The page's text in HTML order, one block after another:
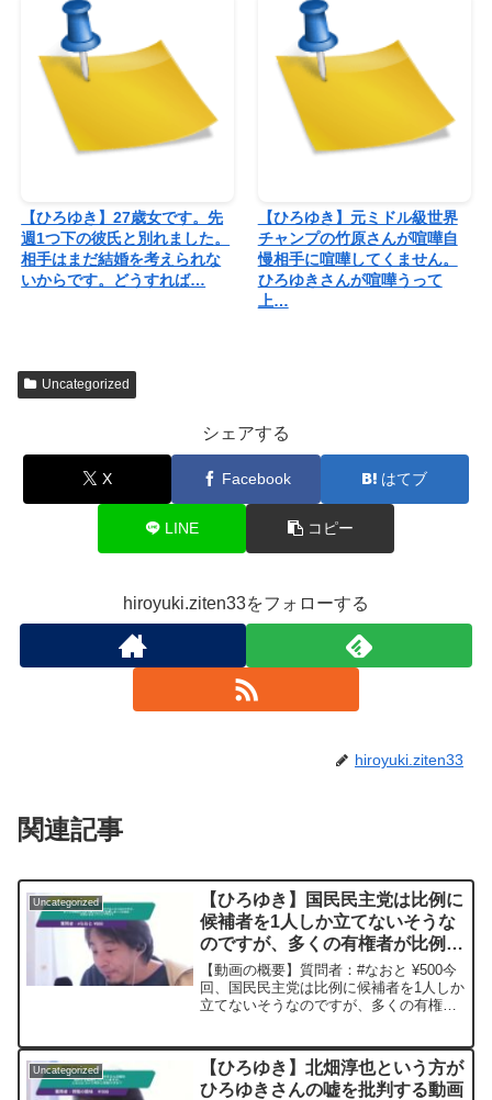
【ひろゆき】27歳女です。先
週1つ下の彼氏と別れました。
相手はまだ結婚を考えられな
いからです。どうすれば…
【ひろゆき】元ミドル級世界
チャンプの竹原さんが喧嘩自
慢相手に喧嘩してくません。
ひろゆきさんが喧嘩うって
上…
Uncategorized
シェアする
X Facebook はてブ
LINE コピー
hiroyuki.ziten33をフォローする
hiroyuki.ziten33
関連記事
Uncategorized
【ひろゆき】国民民主党は比例に
候補者を1人しか立てないそうな
のですが、多くの有権者が比例で
国民民主党に投票しまくった場
合、死票になるってことですか?
ー ひろゆき切り抜き
【動画の概要】質問者：#なおと ¥500今
回、国民民主党は比例に候補者を1人しか
立てないそうなのですが、多くの有権者
整形して娘に会うと再犯は減る。Monk
de De...
Uncategorized
【ひろゆき】北畑淳也という方が
ひろゆきさんの嘘を批判する動画